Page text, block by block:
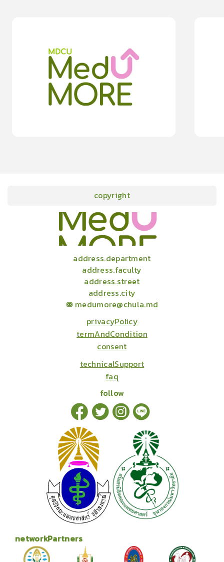
ทำกิจกรรมภายในครอบครัวให้สุขใจ ห่างไกล “โควิด-19”
0.0 0rating)
moreDetails
copyright
address.department
address.faculty
address.street
address.city
medumore@chula.md
privacyPolicy
termAndCondition
consent
technicalSupport
faq
follow
onlineCourses academicConferencesnewsinfographic
networkPartners